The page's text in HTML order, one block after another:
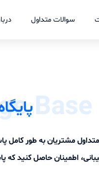
سوالات متداول
Base
متداول مشتریان به طور
اطمینان حاصل کنید که